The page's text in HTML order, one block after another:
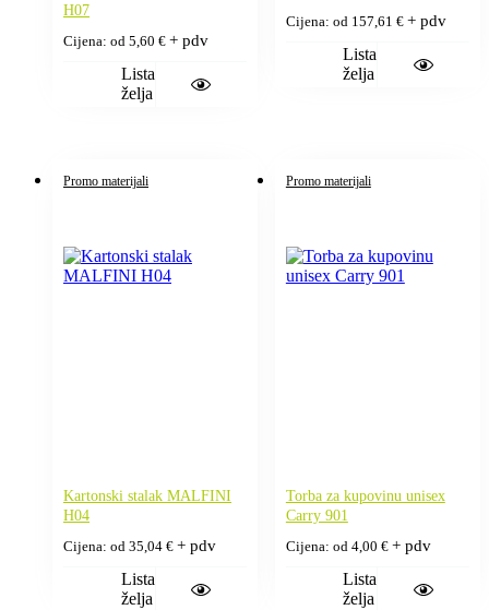
H07
Cijena: od 5,60 € + pdv
Lista
želja
Cijena: od 157,61 € + pdv
Lista
želja
Promo materijali
Kartonski stalak MALFINI
H04
Cijena: od 35,04 € + pdv
Lista
želja
Promo materijali
Torba za kupovinu unisex
Carry 901
Cijena: od 4,00 € + pdv
Lista
želja